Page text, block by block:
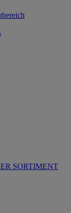
SORTIMENT